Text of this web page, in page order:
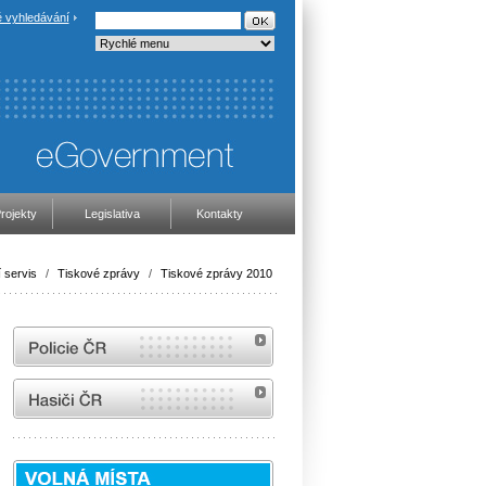
vyhledávání
Legislativa Kontakty
servis / Tiskové zprávy / Tiskové zprávy 2010
internetové stránky Policie ČR
internetové stránky Hasiči ČR